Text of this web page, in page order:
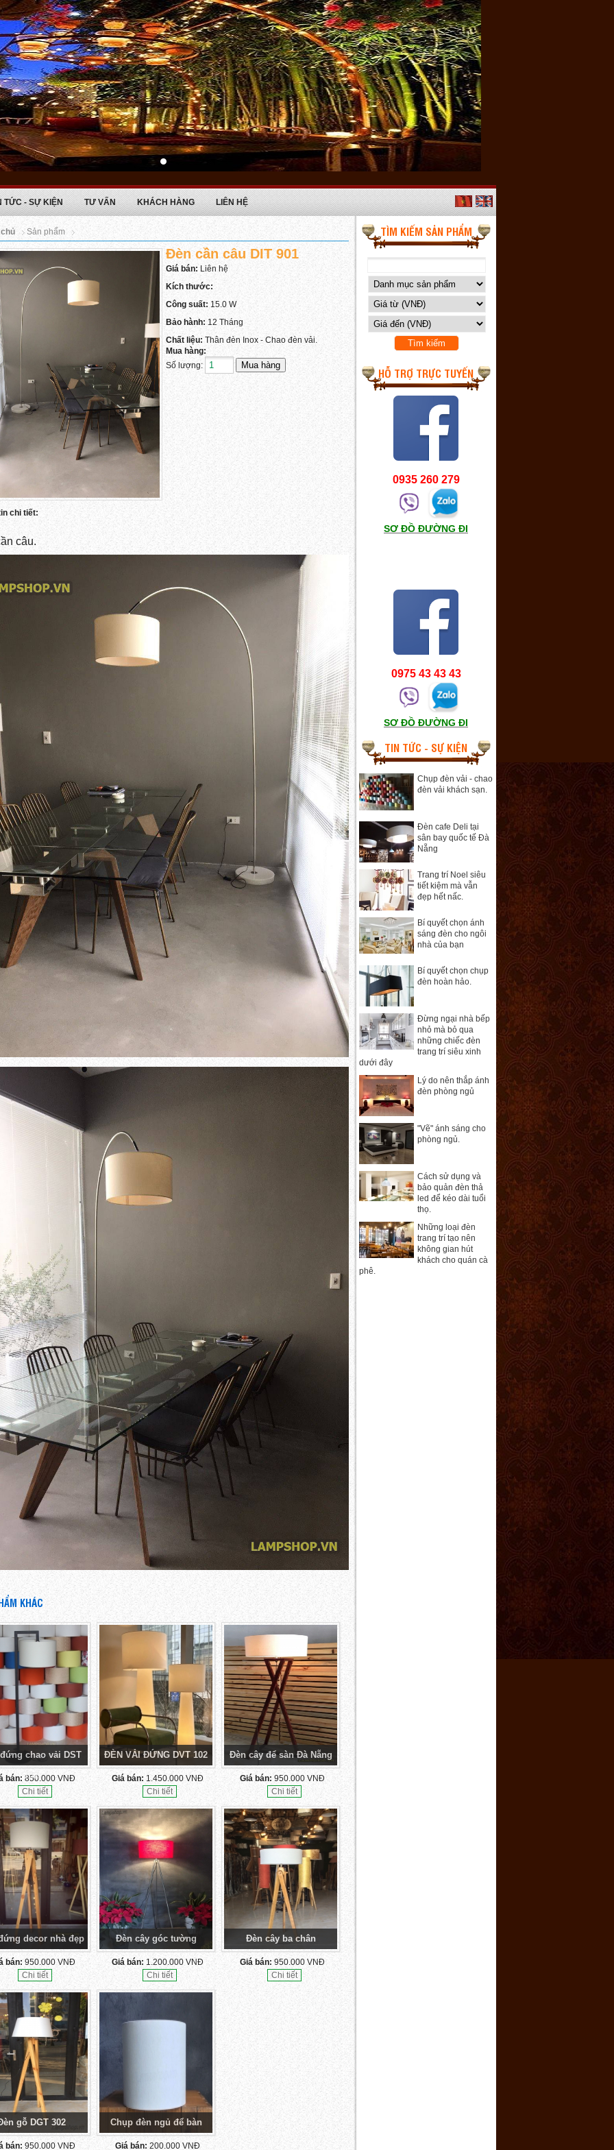
TỨC - SỰ KIỆN TƯ VẤN KHÁCH HÀNG LIÊN HỆ
Sản phẩm
Đèn cần câu DIT 901
Giá bán: Liên hệ
Kích thước:
Công suất: 15.0 W
Bảo hành: 12 Tháng
Chất liệu: Thân đèn Inox - Chao đèn vải.
Mua hàng:
Số lượng:
chi tiết:
câu.
KHÁC
chao vải DST
702
bán: 850.000 VNĐ
Chi tiết
ĐÈN VẢI ĐỨNG DVT 102
Giá bán: 1.450.000 VNĐ
Chi tiết
Đèn cây để sàn Đà Nẵng
Giá bán: 950.000 VNĐ
Chi tiết
decor nhà đẹp
bán: 950.000 VNĐ
Chi tiết
Đèn cây góc tường
Giá bán: 1.200.000 VNĐ
Chi tiết
Đèn cây ba chân
Giá bán: 950.000 VNĐ
Chi tiết
gỗ DGT 302
bán: 950.000 VNĐ
Chụp đèn ngủ để bàn
Giá bán: 200.000 VNĐ
TÌM KIẾM SẢN PHẨM
HỖ TRỢ TRỰC TUYẾN
0935 260 279
SƠ ĐỒ ĐƯỜNG ĐI
0975 43 43 43
SƠ ĐỒ ĐƯỜNG ĐI
TIN TỨC - SỰ KIỆN
Chụp đèn vải - chao
đèn vải khách sạn.
Đèn cafe Deli tại
sân bay quốc tế Đà
Nẵng
Trang trí Noel siêu
tiết kiệm mà vẫn
đẹp hết nấc.
Bí quyết chọn ánh
sáng đèn cho ngôi
nhà của bạn
Bí quyết chọn chụp
đèn hoàn hảo.
Đừng ngại nhà bếp
nhỏ mà bỏ qua
những chiếc đèn
trang trí siêu xinh
dưới đây
Lý do nên thắp ánh
đèn phòng ngủ
"Vẽ" ánh sáng cho
phòng ngủ.
Cách sử dụng và
bảo quản đèn thả
led để kéo dài tuổi
thọ.
Những loại đèn
trang trí tạo nên
không gian hút
khách cho quán cà
phê.